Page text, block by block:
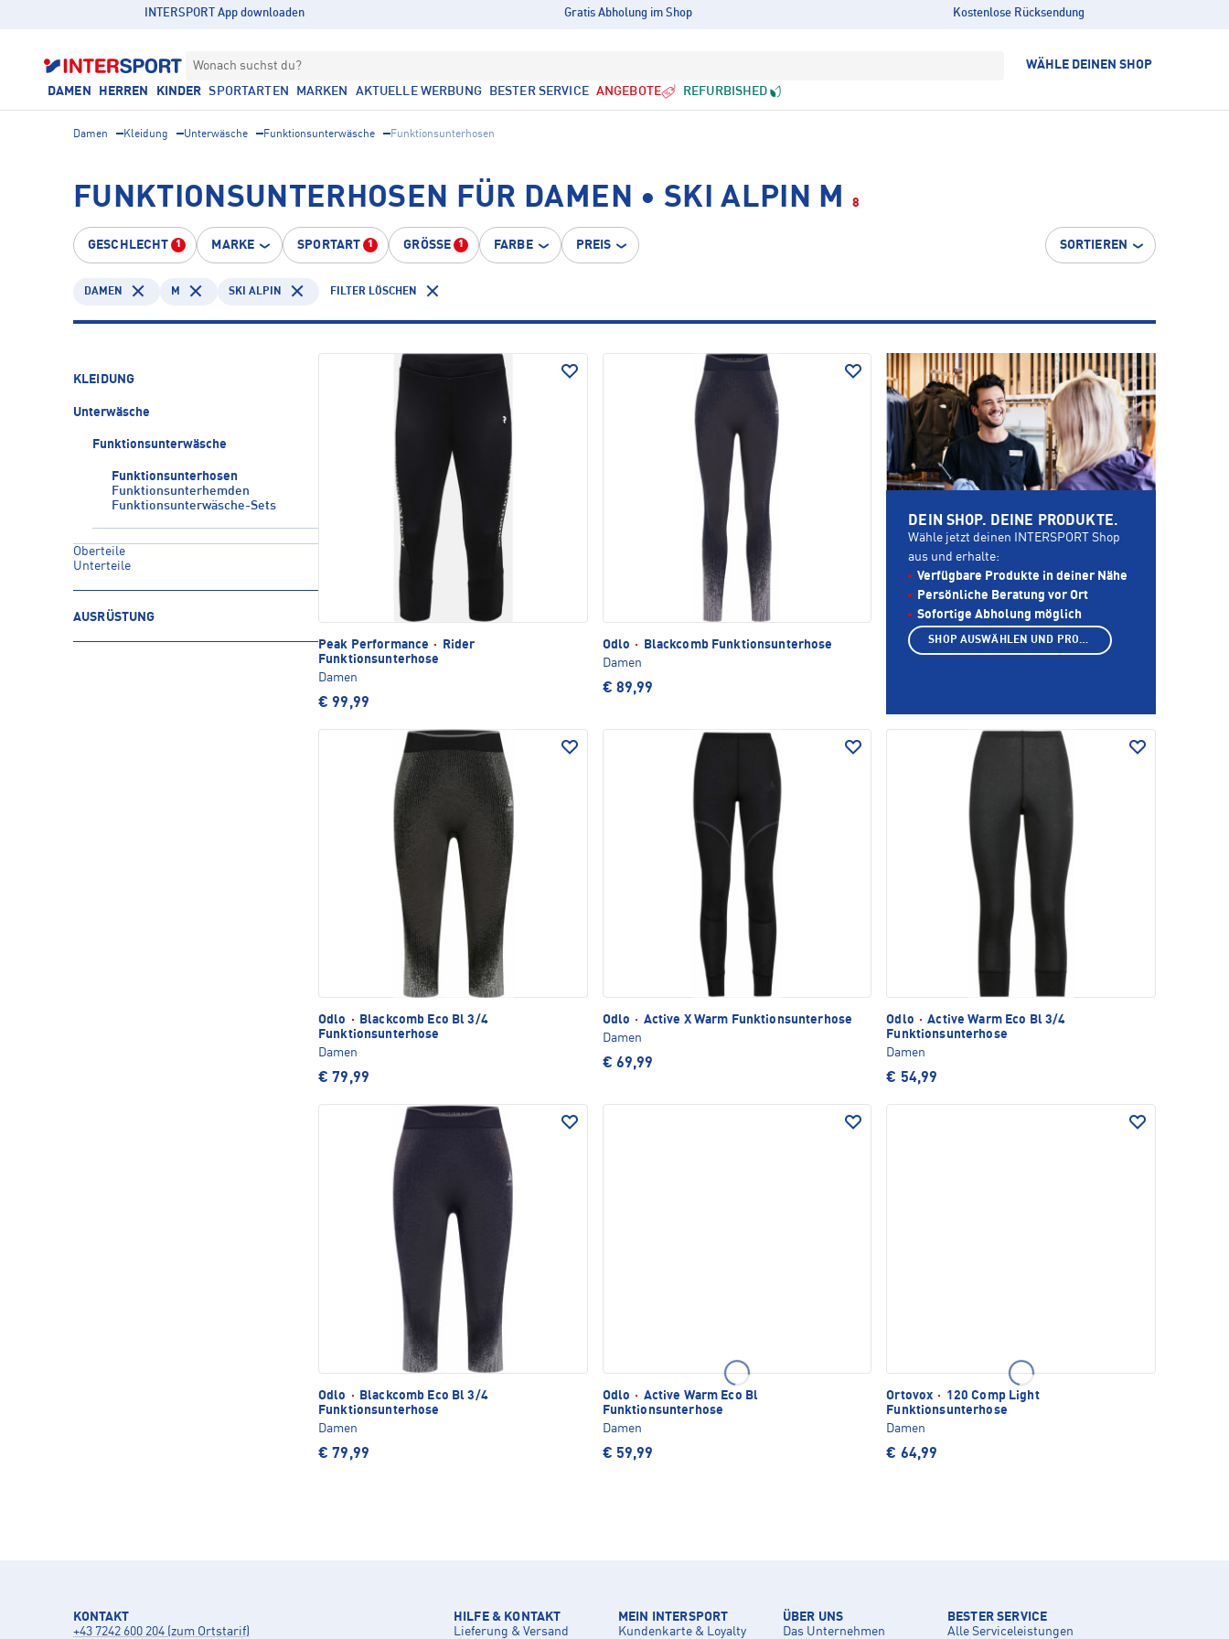
INTERSPORT App downloaden Gratis Abholung im Shop Kostenlose Rücksendung
Wonach suchst du? WÄHLE DEINEN SHOP
DAMEN HERREN KINDER SPORTARTEN MARKEN AKTUELLE WERBUNG BESTER SERVICE ANGEBOTE REFURBISHED
Damen Kleidung Unterwäsche Funktionsunterwäsche Funktionsunterhosen
FUNKTIONSUNTERHOSEN FÜR DAMEN • SKI ALPIN M 8
GESCHLECHT 1 MARKE SPORTART 1 GRÖSSE 1 FARBE PREIS SORTIEREN
DAMEN M SKI ALPIN FILTER LÖSCHEN
KLEIDUNG
Unterwäsche
Funktionsunterwäsche
Funktionsunterhosen
Funktionsunterhemden
Funktionsunterwäsche-Sets
Oberteile
Unterteile
AUSRÜSTUNG
Peak Performance ·
Rider
Funktionsunterhose
Damen
€ 99,99
Odlo ·
Blackcomb Funktionsunterhose
Damen
€ 89,99
Odlo ·
Blackcomb Eco Bl 3/4
Funktionsunterhose
Damen
€ 79,99
Odlo · Active X Warm Funktionsunterhose
Damen
€ 69,99
Odlo · Active Warm Eco Bl 3/4
Funktionsunterhose
Damen
€ 54,99
Odlo ·
Blackcomb Eco Bl 3/4
Funktionsunterhose
Damen
€ 79,99
Odlo · Active Warm Eco Bl
Funktionsunterhose
Damen
€ 59,99
Ortovox · 120 Comp Light
Funktionsunterhose
Damen
€ 64,99
DEIN SHOP. DEINE PRODUKTE.
Wähle jetzt deinen INTERSPORT Shop
aus und erhalte:
Verfügbare Produkte in deiner Nähe
Persönliche Beratung vor Ort
Sofortige Abholung möglich
SHOP AUSWÄHLEN UND PRODUKTE ANZEIGEN
KONTAKT
+43 7242 600 204 (zum Ortstarif)
HILFE & KONTAKT
Lieferung & Versand
MEIN INTERSPORT
Kundenkarte & Loyalty
ÜBER UNS
Das Unternehmen
BESTER SERVICE
Alle Serviceleistungen